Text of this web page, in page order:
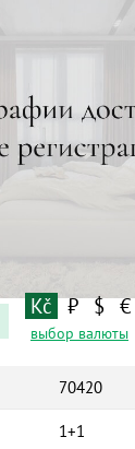
Kč ₽ $ €
выбор валюты
70420
1+1